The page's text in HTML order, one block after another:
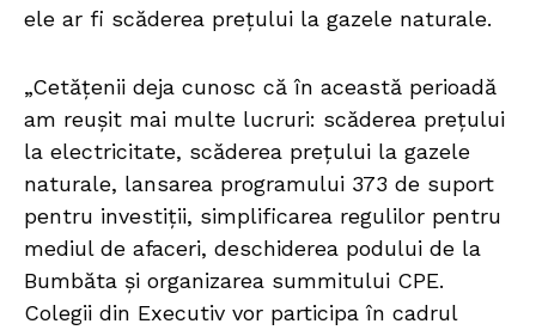
ele ar fi scăderea prețului la gazele naturale.
„Cetățenii deja cunosc că în această perioadă
am reușit mai multe lucruri: scăderea prețului
la electricitate, scăderea prețului la gazele
naturale, lansarea programului 373 de suport
pentru investiții, simplificarea regulilor pentru
mediul de afaceri, deschiderea podului de la
Bumbăta și organizarea summitului CPE.
Colegii din Executiv vor participa în cadrul